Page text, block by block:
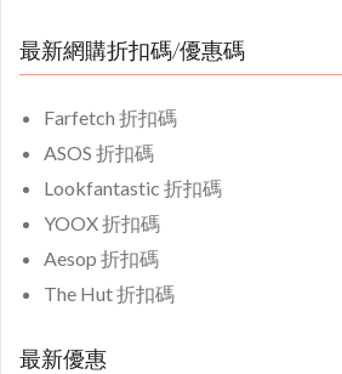
最新網購折扣碼/優惠碼
Farfetch 折扣碼
ASOS 折扣碼
Lookfantastic 折扣碼
YOOX 折扣碼
Aesop 折扣碼
The Hut 折扣碼
最新優惠